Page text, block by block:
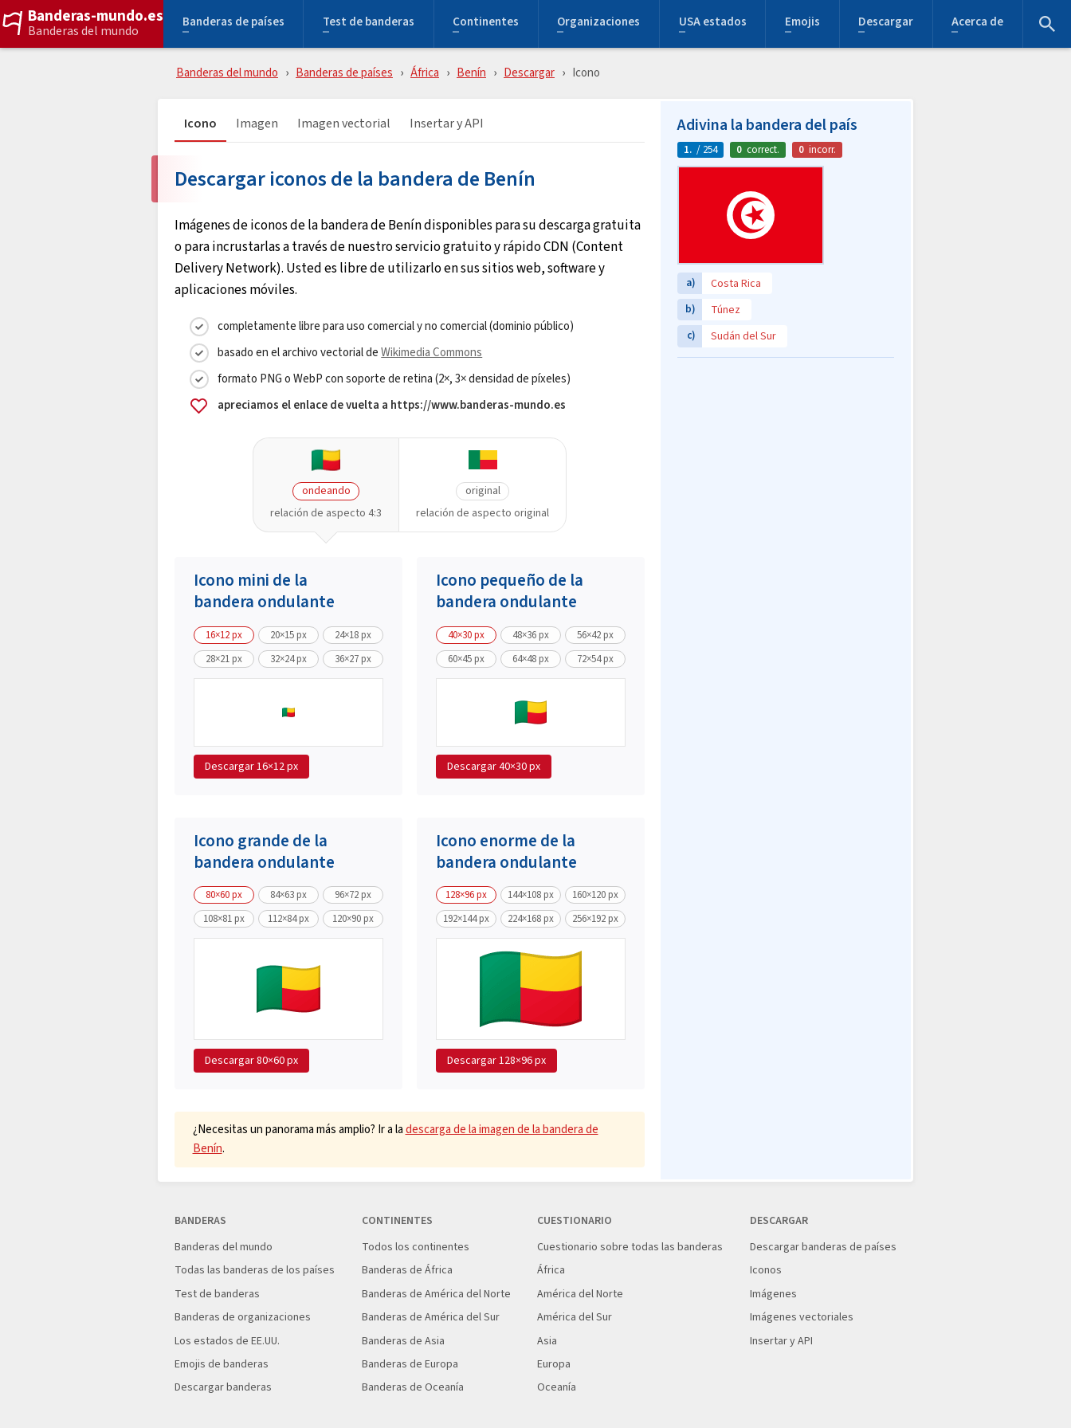
Banderas-mundo.es
Banderas del mundo
Banderas de países Test de banderas Continentes Organizaciones USA estados Emojis Descargar Acerca de
Banderas del mundo Banderas de países África Benín Descargar Icono
Icono Imagen Imagen vectorial Insertar y API
Descargar iconos de la bandera de Benín
Imágenes de iconos de la bandera de Benín disponibles para su descarga gratuita
o para incrustarlas a través de nuestro servicio gratuito y rápido CDN (Content
Delivery Network). Usted es libre de utilizarlo en sus sitios web, software y
aplicaciones móviles.
completamente libre para uso comercial y no comercial (dominio público)
basado en el archivo vectorial deWikimedia Commons
formato PNG o WebP con soporte de retina (2×, 3× densidad de píxeles)
apreciamos el enlace de vuelta a https://www.banderas-mundo.es
ondeando
relación de aspecto 4:3
original
relación de aspecto original
Icono mini de la
bandera ondulante
16×12 px 20×15 px
24×18 px
28×21 px
32×24 px 36×27 px
Descargar16×12 px
Icono pequeño de la
bandera ondulante
40×30 px 48×36 px
56×42 px
60×45 px
64×48 px 72×54 px
Descargar40×30 px
Icono grande de la
bandera ondulante
80×60 px 84×63 px
96×72 px
108×81 px
112×84 px 120×90 px
Descargar80×60 px
Icono enorme de la
bandera ondulante
128×96 px 144×108 px
160×120 px
192×144 px
224×168 px 256×192 px
Descargar128×96 px
¿Necesitas un panorama más amplio? Ir a ladescarga de la imagen de la bandera de
Benín.
Adivina la bandera del país
1. / 254 0 correct. 0 incorr.
a) Costa Rica
b) Túnez
c) Sudán del Sur
BANDERAS
Banderas del mundo
Todas las banderas de los países
Test de banderas
Banderas de organizaciones
Los estados de EE.UU.
Emojis de banderas
Descargar banderas
CONTINENTES
Todos los continentes
Banderas de África
Banderas de América del Norte
Banderas de América del Sur
Banderas de Asia
Banderas de Europa
Banderas de Oceanía
CUESTIONARIO
Cuestionario sobre todas las banderas
África
América del Norte
América del Sur
Asia
Europa
Oceanía
DESCARGAR
Descargar banderas de países
Iconos
Imágenes
Imágenes vectoriales
Insertar y API